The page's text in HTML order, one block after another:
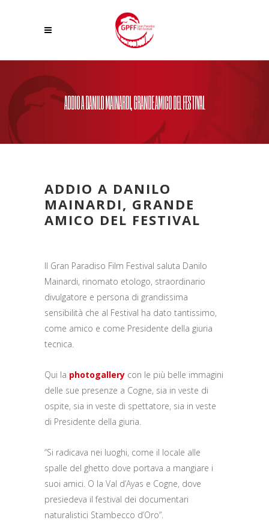
ADDIO A DANILO MAINARDI, GRANDE AMICO DEL FESTIVAL
ADDIO A DANILO
MAINARDI, GRANDE
AMICO DEL FESTIVAL
Il Gran Paradiso Film Festival saluta Danilo
Mainardi, rinomato etologo, straordinario
divulgatore e persona di grandissima
sensibilità che al Festival ha dato tantissimo,
come amico e come Presidente della giuria
tecnica.
Qui la photogallery con le più belle immagini
delle sue presenze a Cogne, sia in veste di
ospite, sia in veste di spettatore, sia in veste
di Presidente della giuria.
“Si radicava nei luoghi, come il locale alle
spalle del ghetto dove portava a mangiare i
suoi amici. O la Val d’Ayas e Cogne, dove
presiedeva il festival dei documentari
naturalistici Stambecco d’Oro”.